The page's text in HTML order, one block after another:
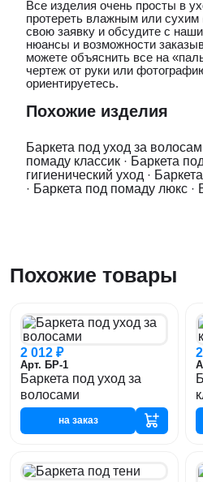
Все изделия очень просты в
протереть влажным или
свою заявку и обсудите с
нюансы и возможности
можете объяснить все на
чертеж от руки или
ориентируетесь.
Похожие изделия
Баркета под уход за
помаду классик · Баркета
гигиенический уход ·
· Баркета под помаду люкс ·
Похожие товары
2 012 ₽
Арт. БР-1
Баркета под уход за
волосами
на заказ